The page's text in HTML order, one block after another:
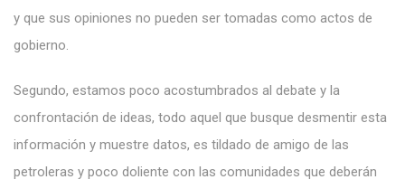
y que sus opiniones no pueden ser tomadas como actos de
gobierno.
Segundo, estamos poco acostumbrados al debate y la
confrontación de ideas, todo aquel que busque desmentir esta
información y muestre datos, es tildado de amigo de las
petroleras y poco doliente con las comunidades que deberán